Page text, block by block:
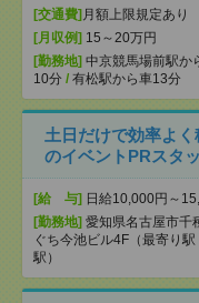
[交通費] 月額上限規定あり
[月収例] 15～20万円
[勤務地] 中京競馬場前駅か
10分 / 有松駅から車13分
土日だけで効率よ
のイベントPRスタ
[給 与] 日給10,000円～
[勤務地] 愛知県名古屋市千
ぐち今池ビル4F（最寄り
駅）